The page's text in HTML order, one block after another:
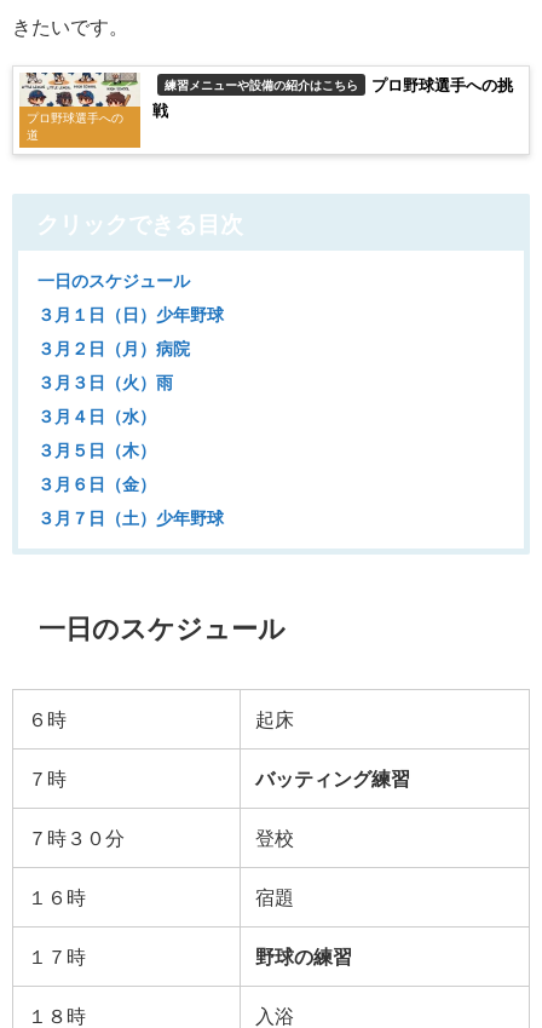
きたいです。
プロ野球選手への
道
練習メニューや設備の紹介はこちら
プロ野球選手への挑
戦
クリックできる目次
一日のスケジュール
３月１日（日）少年野球
３月２日（月）病院
３月３日（火）雨
３月４日（水）
３月５日（木）
３月６日（金）
３月７日（土）少年野球
一日のスケジュール
６時 起床
７時 バッティング練習
７時３０分 登校
１６時 宿題
１７時 野球の練習
１８時 入浴